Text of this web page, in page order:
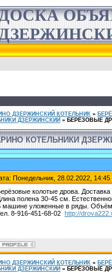
ДЗЕРЖИНСКИЙ КОТЕЛЬНИК »
ДЗЕРЖИНСКИЙ » БЕРЁЗОВЫЕ
КОТЕЛЬНИКИ
Понедельник, 28.02.2022,
колотые дрова.
полена 30-45 см.
машине уложенные в ряды. Объём
8-916-451-68-02 http://
ДЗЕРЖИНСКИЙ КОТЕЛЬНИК »
ДЗЕРЖИНСКИЙ » БЕРЁЗОВЫЕ